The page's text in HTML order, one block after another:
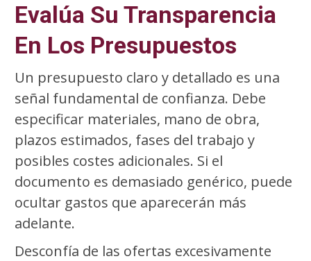
Evalúa Su Transparencia
En Los Presupuestos
Un presupuesto claro y detallado es una
señal fundamental de confianza. Debe
especificar materiales, mano de obra,
plazos estimados, fases del trabajo y
posibles costes adicionales. Si el
documento es demasiado genérico, puede
ocultar gastos que aparecerán más
adelante.
Desconfía de las ofertas excesivamente